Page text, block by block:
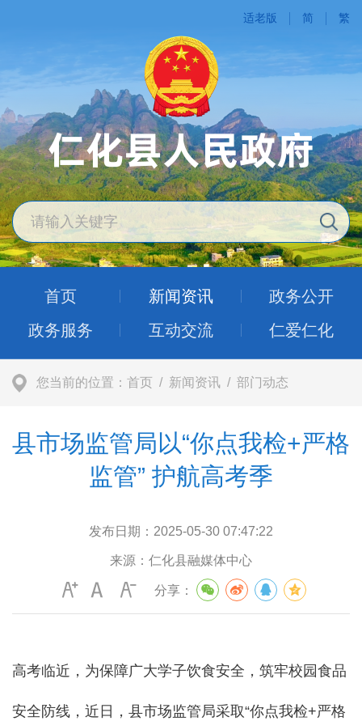
适老版 简 繁
首页 新闻资讯
政务公开
政务服务
互动交流 仁爱仁化
您当前的位置： 首页 / 新闻资讯 / 部门动态
县市场监管局以“你点我检+严格
监管” 护航高考季
发布日期： 2025-05-30 07:47:22
来源： 仁化县融媒体中心
分享：
高考临近，为保障广大学子饮食安全，筑牢校园食品
安全防线，近日，县市场监管局采取“你点我检+严格